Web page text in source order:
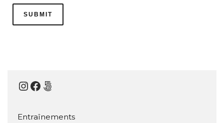
Instagram
Facebook
500px
Entraînements